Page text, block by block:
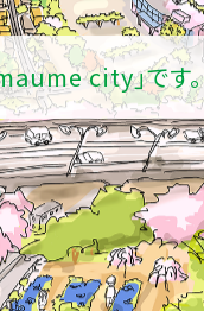
city」です。